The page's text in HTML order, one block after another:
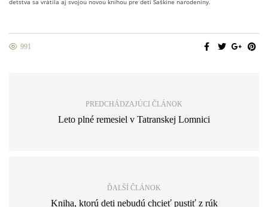
detstva sa vrátila aj svojou novou knihou pre deti Saškine narodeniny.
991
PREDCHÁDZAJÚCI ČLÁNOK
Leto plné remesiel v Tatranskej Lomnici
ĎALŠÍ ČLÁNOK
Kniha, ktorú deti nebudú chcieť pustiť z rúk